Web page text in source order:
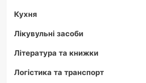
Кухня
Лікувульні засоби
Література та книжки
Логістика та транспорт